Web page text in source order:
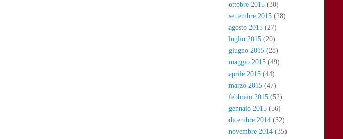
ottobre 2015 (30)
settembre 2015 (28)
agosto 2015 (27)
luglio 2015 (20)
giugno 2015 (28)
maggio 2015 (49)
aprile 2015 (44)
marzo 2015 (47)
febbraio 2015 (52)
gennaio 2015 (56)
dicembre 2014 (32)
novembre 2014 (35)